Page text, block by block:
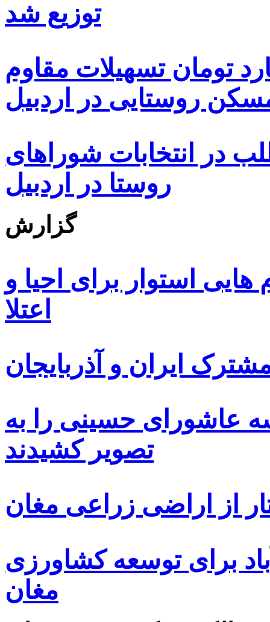
توزیع شد
هزار و ۴۸۰ میلیارد تومان تسهیلات مقاوم
روستایی در اردبیل
از ۵۰۰۰ داوطلب در انتخابات شوراهای
روستا در اردبیل
گزارش
استوار برای احیا و
اعتلا
ایران و آذربایجان
عاشورای حسینی را به
تصویر کشیدند
از اراضی زراعی مغان
برای توسعه کشاورزی
مغان